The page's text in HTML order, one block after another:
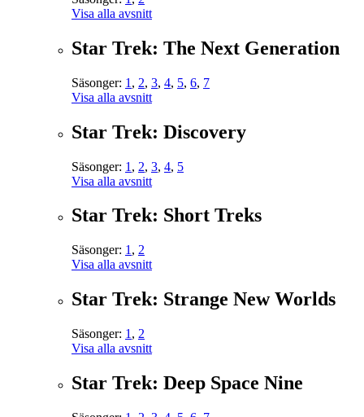
Visa alla avsnitt
Star Trek: The Next Generation
Säsonger: 1 , 2, 3, 4, 5, 6, 7
Visa alla avsnitt
Star Trek: Discovery
Säsonger: 1 , 2, 3, 4, 5
Visa alla avsnitt
Star Trek: Short Treks
Säsonger: 1 , 2
Visa alla avsnitt
Star Trek: Strange New Worlds
Säsonger: 1 , 2
Visa alla avsnitt
Star Trek: Deep Space Nine